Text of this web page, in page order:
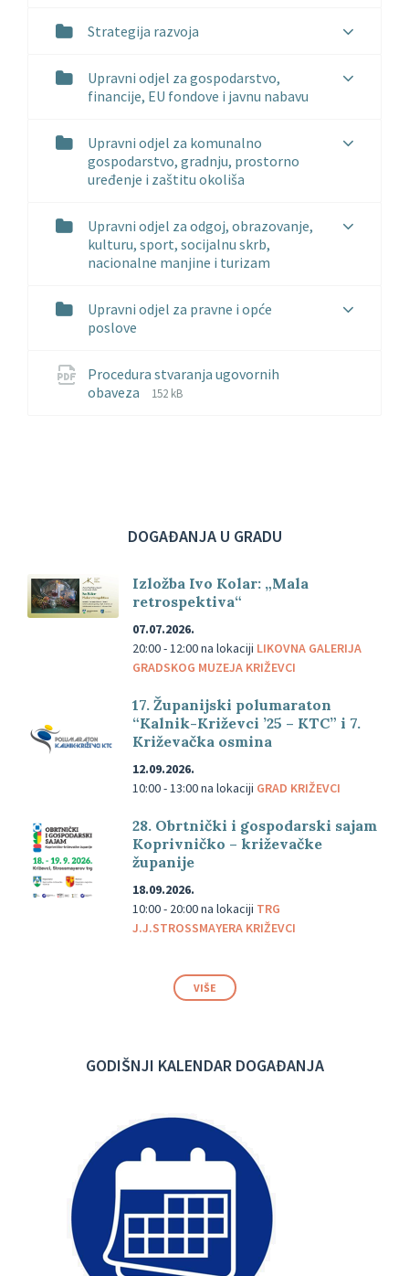
Strategija razvoja
Upravni odjel za gospodarstvo,
financije, EU fondove i javnu nabavu
Upravni odjel za komunalno
gospodarstvo, gradnju, prostorno
uređenje i zaštitu okoliša
Upravni odjel za odgoj, obrazovanje,
kulturu, sport, socijalnu skrb,
nacionalne manjine i turizam
Upravni odjel za pravne i opće
poslove
Procedura stvaranja ugovornih
obaveza
File
File
152 kB
DOGAĐANJA U GRADU
Izložba Ivo Kolar: „Mala
retrospektiva“
07.07.2026.
20:00 - 12:00na lokaciji LIKOVNA GALERIJA
GRADSKOG MUZEJA KRIŽEVCI
17. Županijski polumaraton
“Kalnik-Križevci ’25 – KTC” i 7.
Križevačka osmina
12.09.2026.
10:00 - 13:00na lokaciji GRAD KRIŽEVCI
28. Obrtnički i gospodarski sajam
Koprivničko – križevačke
županije
18.09.2026.
10:00 - 20:00na lokaciji TRG
J.J.STROSSMAYERA KRIŽEVCI
VIŠE
GODIŠNJI KALENDAR DOGAĐANJA